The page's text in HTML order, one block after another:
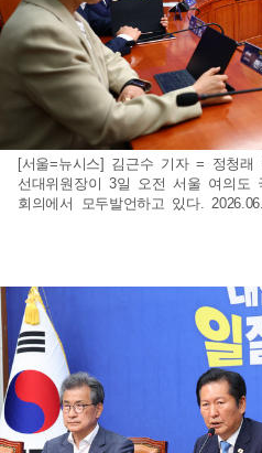
[서울=뉴시스] 김근수 기자 = 정청래
선대위원장이 3일 오전 서울 여의도
회의에서 모두발언하고 있다.